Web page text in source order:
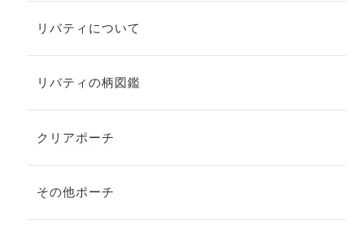
リバティについて
リバティの柄図鑑
クリアポーチ
その他ポーチ